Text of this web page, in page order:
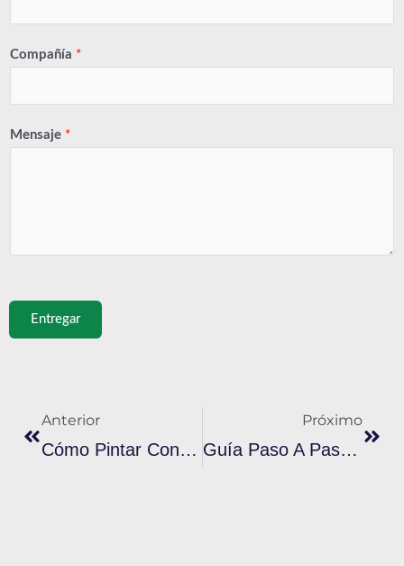
Compañía *
Mensaje *
Entregar
Anterior
Cómo Pintar Con Serigrafía
Próximo
Guía Paso A Paso Para Usar Tinta Serigráfica En Tela